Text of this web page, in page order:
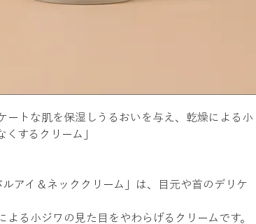
ートな肌を保湿しうるおいを与え、乾燥による小
くするクリーム」
ルアイ＆ネッククリーム」は、目元や首のデリケ
よる小ジワの見た目をやわらげるクリームです。